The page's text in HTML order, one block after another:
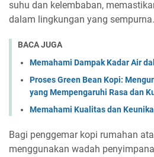
suhu dan kelembaban,
dalam lingkungan yang sempurna.
BACA JUGA
Memahami Dampak Kadar Air
Proses Green Bean Kopi:
yang Mempengaruhi Rasa dan
Memahami Kualitas dan
Bagi penggemar kopi rumahan
menggunakan wadah